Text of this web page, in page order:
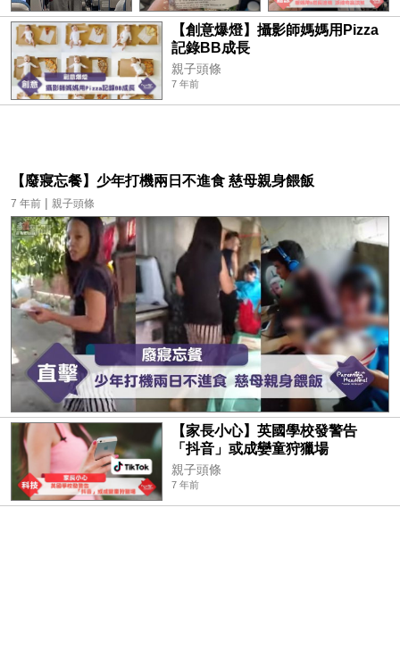
【創意爆燈】攝影師媽媽用Pizza
記錄BB成長
親子頭條
7 年前
【廢寢忘餐】少年打機兩日不進食 慈母親身餵飯
7 年前 | 親子頭條
【家長小心】英國學校發警告
「抖音」或成孌童狩獵場
親子頭條
7 年前